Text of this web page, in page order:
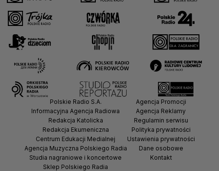
Polskie Radio S.A.
Informacyjna Agencja Radiowa
Redakcja Katolicka
Redakcja Ekumeniczna
Centrum Edukacji Medialnej
Agencja Muzyczna Polskiego Radia
Studia nagraniowe i koncertowe
Sklep Polskiego Radia
Agencja Promocji
Agencja Reklamy
Regulamin serwisu
Polityka prywatności
Ustawienia prywatności
Dane osobowe
Kontakt